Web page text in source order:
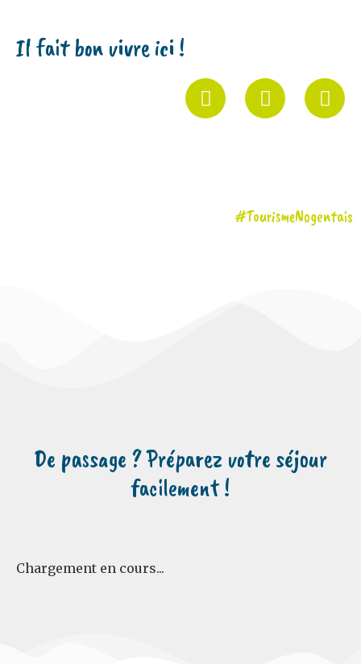
Il fait bon vivre ici !
#TourismeNogentais
De passage ? Préparez votre séjour
facilement !
Chargement en cours...